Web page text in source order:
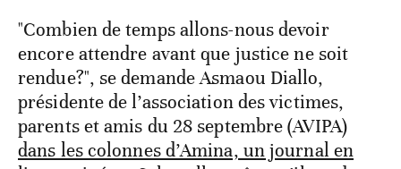
"Combien de temps allons-nous devoir
encore attendre avant que justice ne soit
rendue?", se demande Asmaou Diallo,
présidente de l’association des victimes,
parents et amis du 28 septembre (AVIPA)
dans les colonnes d’Amina, un journal en